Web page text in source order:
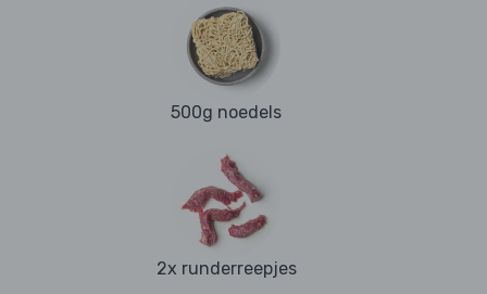
500g noedels
2x runderreepjes